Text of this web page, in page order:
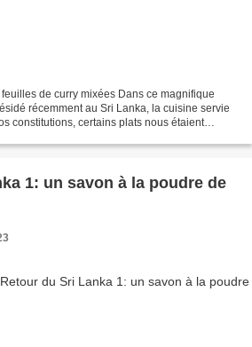
de curry mixées Dans ce magnifique
récemment au Sri Lanka, la cuisine servie
constitutions, certains plats nous étaient
1: un savon à la poudre de